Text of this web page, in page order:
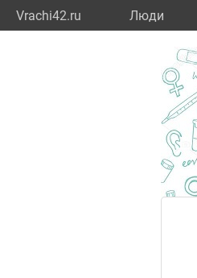
Vrachi42.ru Люди